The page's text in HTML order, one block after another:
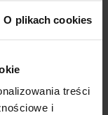
O plikach cookies
treści
i